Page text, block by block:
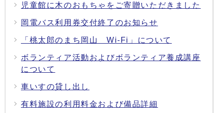
児童館に木のおもちゃをご寄贈いただきました
岡電バス利用券交付終了のお知らせ
「桃太郎のまち岡山 Wi-Fi」について
ボランティア活動およびボランティア養成講座
について
車いすの貸し出し
有料施設の利用料金および備品詳細